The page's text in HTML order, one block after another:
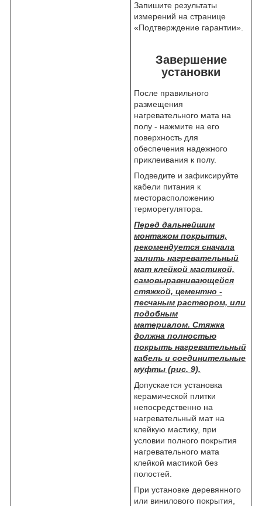
Запишите результаты
измерений на странице
«Подтверждение гарантии».
Завершение
установки
После правильного
размещения
нагревательного мата на
полу - нажмите на его
поверхность для
обеспечения надежного
приклеивания к полу.
Подведите и зафиксируйте
кабели питания к
месторасположению
терморегулятора.
Перед дальнейшим
монтажом покрытия,
рекомендуется сначала
залить нагревательный
мат клейкой мастикой,
самовыравнивающейся
стяжкой, цементно -
песчаным раствором, или
подобным
материалом. Стяжка
должна полностью
покрыть нагревательный
кабель и соединительные
муфты (рис. 9).
Допускается установка
керамической плитки
непосредственно на
нагревательный мат на
клейкую мастику, при
условии полного покрытия
нагревательного мата
клейкой мастикой без
полостей.
При установке деревянного
или винилового покрытия,